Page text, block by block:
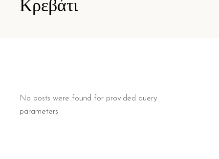
Κρεβάτι
No posts were found for provided query
parameters.